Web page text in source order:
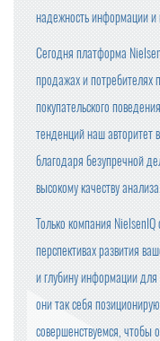
надежность информации и
Сегодня платформа
продажах и потребителях
покупательского
тенденций наш авторитет
благодаря безупречной
высокому качеству анализа.
Только компания
перспективах развития
и глубину информации
они так себя
совершенствуемся, чтобы